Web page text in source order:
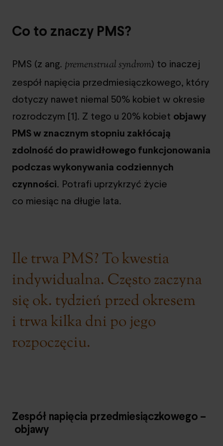
Co to znaczy PMS?
PMS (z ang. premenstrual syndrom) to inaczej
zespół napięcia przedmiesiączkowego, który
dotyczy nawet niemal 50% kobiet w okresie
rozrodczym [1]. Z tego u 20% kobiet objawy
PMS w znacznym stopniu zakłócają
zdolność do prawidłowego funkcjonowania
podczas wykonywania codziennych
czynności. Potrafi uprzykrzyć życie
co miesiąc na długie lata.
Ile trwa PMS? To kwestia
indywidualna. Często zaczyna
się ok. tydzień przed okresem
i trwa kilka dni po jego
rozpoczęciu.
Zespół napięcia przedmiesiączkowego –
objawy